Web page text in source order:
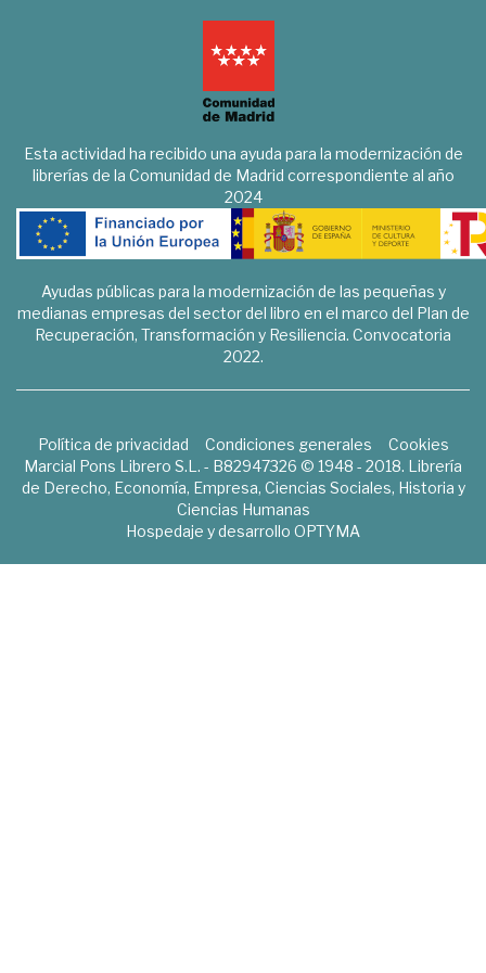
Esta actividad ha recibido una ayuda para la modernización de
librerías de la Comunidad de Madrid correspondiente al año
2024
Ayudas públicas para la modernización de las pequeñas y
medianas empresas del sector del libro en el marco del Plan de
Recuperación, Transformación y Resiliencia. Convocatoria
2022.
Política de privacidad Condiciones generales
Cookies
Marcial Pons Librero S.L. - B82947326 © 1948 - 2018. Librería
de Derecho, Economía, Empresa, Ciencias Sociales, Historia y
Ciencias Humanas
Hospedaje y desarrollo OPTYMA